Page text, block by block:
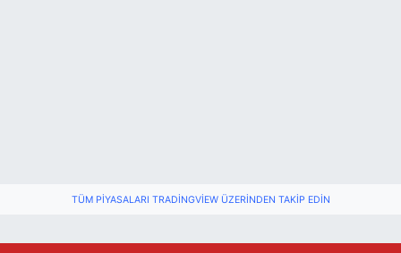
TÜM PIYASALARI TRADINGVIEW ÜZERINDEN TAKIP EDIN